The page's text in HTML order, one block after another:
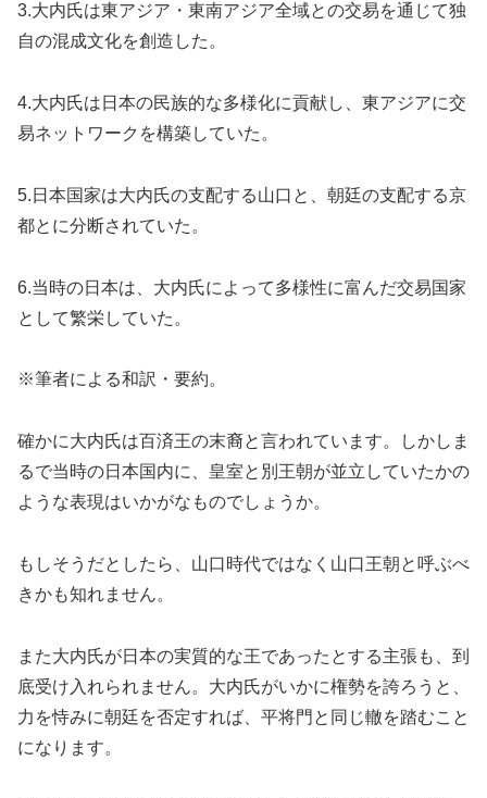
3.大内氏は東アジア・東南アジア全域との交易を通じて独
自の混成文化を創造した。
4.大内氏は日本の民族的な多様化に貢献し、東アジアに交
易ネットワークを構築していた。
5.日本国家は大内氏の支配する山口と、朝廷の支配する京
都とに分断されていた。
6.当時の日本は、大内氏によって多様性に富んだ交易国家
として繁栄していた。
※筆者による和訳・要約。
確かに大内氏は百済王の末裔と言われています。しかしま
るで当時の日本国内に、皇室と別王朝が並立していたかの
ような表現はいかがなものでしょうか。
もしそうだとしたら、山口時代ではなく山口王朝と呼ぶべ
きかも知れません。
また大内氏が日本の実質的な王であったとする主張も、到
底受け入れられません。大内氏がいかに権勢を誇ろうと、
力を恃みに朝廷を否定すれば、平将門と同じ轍を踏むこと
になります。